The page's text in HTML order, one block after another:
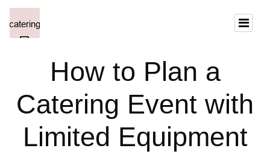
How to Plan a
Catering Event with
Limited Equipment